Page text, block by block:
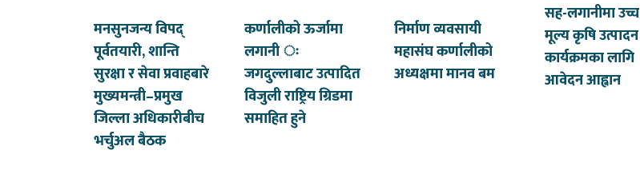
मनसुनजन्य विपद्
पूर्वतयारी, शान्ति
सुरक्षा र सेवा प्रवाहबारे
मुख्यमन्त्री–प्रमुख
जिल्ला अधिकारीबीच
भर्चुअल बैठक
कर्णालीको ऊर्जामा
लगानी ः
जगदुल्लाबाट उत्पादित
विजुली राष्ट्रिय ग्रिडमा
समाहित हुने
निर्माण व्यवसायी
महासंघ कर्णालीको
अध्यक्षमा मानव बम
सह-लगानीमा उच्च
मूल्य कृषि उत्पादन
कार्यक्रमका लागि
आवेदन आह्वान